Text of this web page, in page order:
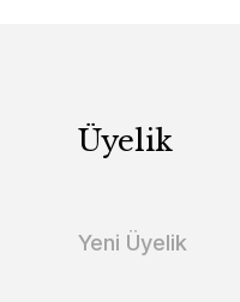
Üyelik
Yeni Üyelik